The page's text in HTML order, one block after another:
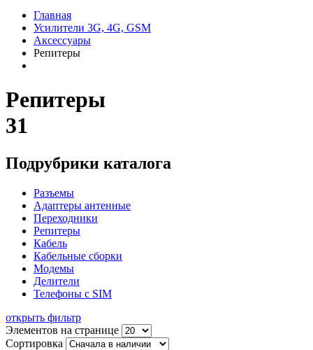
Главная
Усилители 3G, 4G, GSM
Аксессуары
Репитеры
Репитеры
31
Подрубрики каталога
Разъемы
Адаптеры антенные
Переходники
Репитеры
Кабель
Кабельные сборки
Модемы
Делители
Телефоны с SIM
открыть фильтр
Элементов на странице
Сортировка